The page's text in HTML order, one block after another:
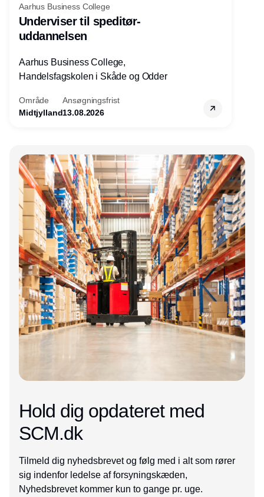
Aarhus Business College
Underviser til speditør-
uddannelsen
Aarhus Business College,
Handelsfagskolen i Skåde og Odder
Område
Midtjylland
Ansøgningsfrist
13.08.2026
Annonce
Hold dig opdateret med
SCM.dk
Tilmeld dig nyhedsbrevet og følg med i alt som rører
sig indenfor ledelse af forsyningskæden,
Nyhedsbrevet kommer kun to gange pr. uge.